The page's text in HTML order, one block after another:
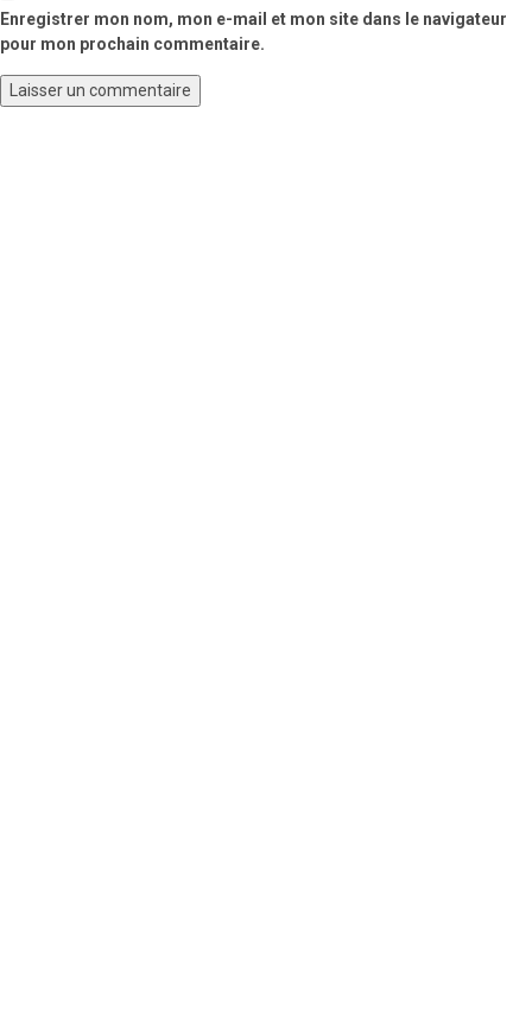
Enregistrer mon nom, mon e-mail et mon site dans le navigateur
pour mon prochain commentaire.